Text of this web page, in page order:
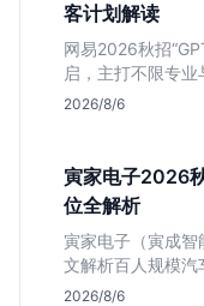
客计划解读
网易2026秋招
启，主打不限专
（技术研发、游戏
2026/8/6
寅家电子2026
位全解析
寅家电子（寅成
文解析百人规模
会，分析薪资面议
2026/8/6